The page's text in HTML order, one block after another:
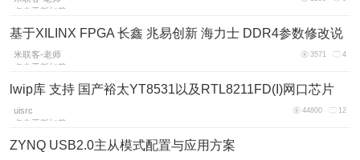
点击重新加载
基于XILINX FPGA 长鑫 兆易创新 海力士 DDR4参数修改说
明
米联客-老师
点击重新加载
4
3571
lwip库 支持 国产裕太YT8531以及RTL8211FD(I)网口芯片
uisrc
点击重新加载
12
44800
ZYNQ USB2.0主从模式配置与应用方案